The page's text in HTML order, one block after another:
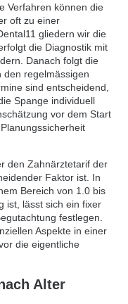
Verfahren können die
oft zu einer
gliedern wir die
die Diagnostik mit
Danach folgt die
den regelmässigen
sind entscheidend,
Spange individuell
vor dem Start
den Zahnärztetarif der
Faktor ist. In
Bereich von 1.0 bis
ist, lässt sich ein fixer
festlegen.
Aspekte in einer
die eigentliche
Alter